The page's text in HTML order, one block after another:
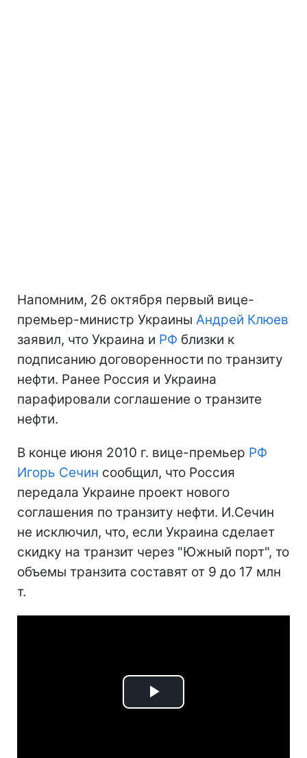
Напомним, 26 октября первый вице-
премьер-министр Украины Андрей Клюев
заявил, что Украина и РФ близки к
подписанию договоренности по транзиту
нефти. Ранее Россия и Украина
парафировали соглашение о транзите
нефти.
В конце июня 2010 г. вице-премьер РФ
Игорь Сечин сообщил, что Россия
передала Украине проект нового
соглашения по транзиту нефти. И.Сечин
не исключил, что, если Украина сделает
скидку на транзит через "Южный порт", то
объемы транзита составят от 9 до 17 млн
т.
Play